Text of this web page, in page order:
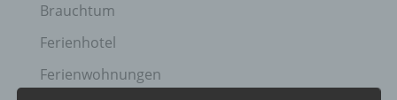
Brauchtum
Ferienhotel
Ferienwohnungen